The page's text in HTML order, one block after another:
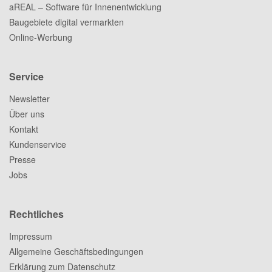
aREAL – Software für Innenentwicklung
Baugebiete digital vermarkten
Online-Werbung
Service
Newsletter
Über uns
Kontakt
Kundenservice
Presse
Jobs
Rechtliches
Impressum
Allgemeine Geschäftsbedingungen
Erklärung zum Datenschutz